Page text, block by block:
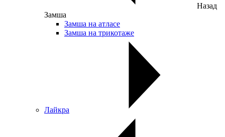
Назад
Замша
Замша на атласе
Замша на трикотаже
Лайкра